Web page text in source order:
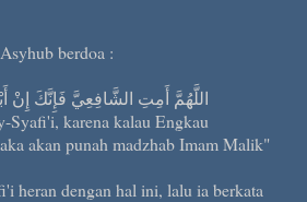
berdoa :
اللَّهُمَّ أَمِتِ الشَّافِعِيَّ فَإِنَّكَ إِنْ
Syafi'i, karena kalau Engkau
akan punah madzhab Imam Malik"
heran dengan hal ini, lalu ia berkata